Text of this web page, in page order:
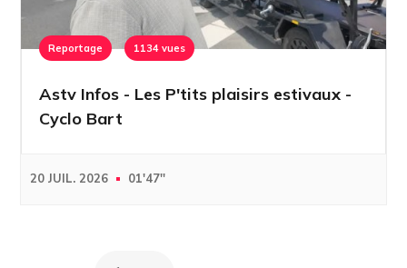
Reportage 1134 vues
Astv Infos - Les P'tits plaisirs estivaux -
Cyclo Bart
20 JUIL. 2026 01'47''